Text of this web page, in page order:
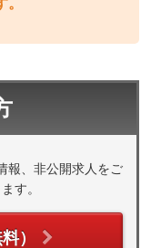
報、非公開求人をご
す。
）